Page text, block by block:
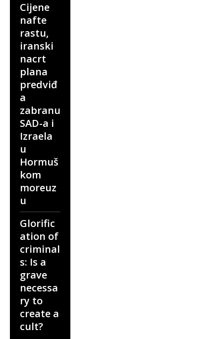
Cijene
nafte
rastu,
iranski
nacrt
plana
predviđ
a
zabranu
SAD-a i
Izraela
u
Hormuš
kom
moreuz
u
Glorific
ation of
criminal
s: Is a
grave
necessa
ry to
create a
cult?